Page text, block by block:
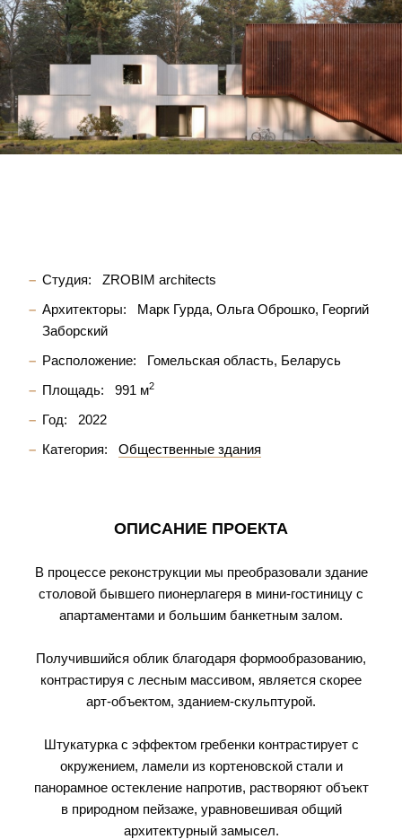
Студия:
ZROBIM architects
Архитекторы:
Марк Гурда Ольга Оброшко Георгий
Заборский
Расположение:
Гомельская область, Беларусь
Площадь:
991 м2
Год:
2022
Категория:
Общественные здания
ОПИСАНИЕ ПРОЕКТА
В процессе реконструкции мы преобразовали здание
столовой бывшего пионерлагеря в мини-гостиницу с
апартаментами и большим банкетным залом.
Получившийся облик благодаря формообразованию,
контрастируя с лесным массивом, является скорее
арт-объектом, зданием-скульптурой.
Штукатурка с эффектом гребенки контрастирует с
окружением, ламели из кортеновской стали и
панорамное остекление напротив, растворяют объект
в природном пейзаже, уравновешивая общий
архитектурный замысел.